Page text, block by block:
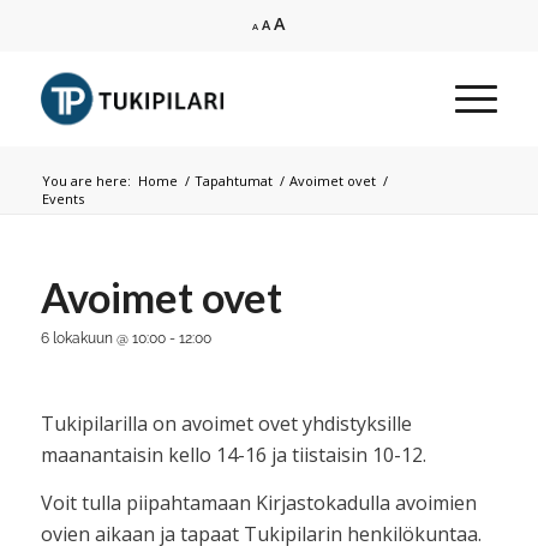
A Decrease
AReset
font
AIncrease
font
You are here: Home / Tapahtumat / Avoimet ovet /
Events
Avoimet ovet
6 lokakuun @ 10:00- 12:00
Tukipilarilla on avoimet ovet yhdistyksille
maanantaisin kello 14-16 ja tiistaisin 10-12.
Voit tulla piipahtamaan Kirjastokadulla avoimien
ovien aikaan ja tapaat Tukipilarin henkilökuntaa.